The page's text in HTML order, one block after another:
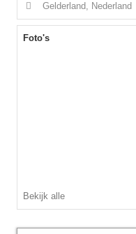
Gelderland, Nederland
Foto's
Bekijk alle